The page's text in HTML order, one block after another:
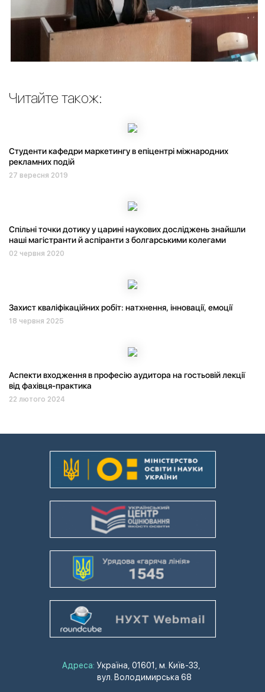
Читайте також:
Студенти кафедри маркетингу в епіцентрі міжнародних
рекламних подій
27 вересня 2019
Спільні точки дотику у царині наукових досліджень знайшли
наші магістранти й аспіранти з болгарськими колегами
02 червня 2020
Захист кваліфікаційних робіт: натхнення, інновації, емоції
18 червня 2025
Аспекти входження в професію аудитора на гостьовій лекції
від фахівця-практика
22 лютого 2024
Адреса: Україна, 01601, м. Київ-33,
вул. Володимирська 68